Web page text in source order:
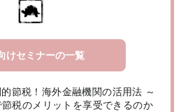
けセミナーの一覧
節税！海外金融機関の活用法 ～
税のメリットを享受できるのか